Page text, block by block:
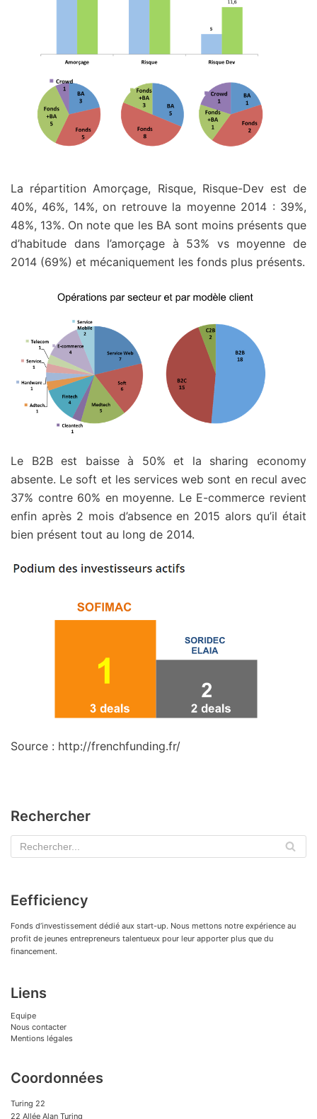
La répartition Amorçage, Risque, Risque-Dev est de
40%, 46%, 14%, on retrouve la moyenne 2014 : 39%,
48%, 13%. On note que les BA sont moins présents que
d’habitude dans l’amorçage à 53% vs moyenne de
2014 (69%) et mécaniquement les fonds plus présents.
Le B2B est baisse à 50% et la sharing economy
absente. Le soft et les services web sont en recul avec
37% contre 60% en moyenne. Le E-commerce revient
enfin après 2 mois d’absence en 2015 alors qu’il était
bien présent tout au long de 2014.
Source : http://frenchfunding.fr/
Rechercher
Eefficiency
Fonds d’investissement dédié aux start-up. Nous mettons notre expérience au
profit de jeunes entrepreneurs talentueux pour leur apporter plus que du
financement.
Liens
Equipe
Nous contacter
Mentions légales
Coordonnées
Turing 22
22 Allée Alan Turing